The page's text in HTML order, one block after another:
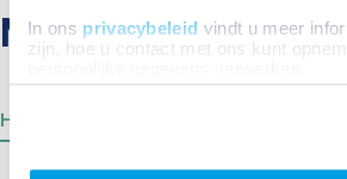
In ons privacybeleid vindt u meer
zijn, hoe u contact met ons kunt
Meestgestelde
Handig om te weten